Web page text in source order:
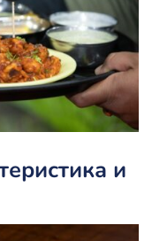
и